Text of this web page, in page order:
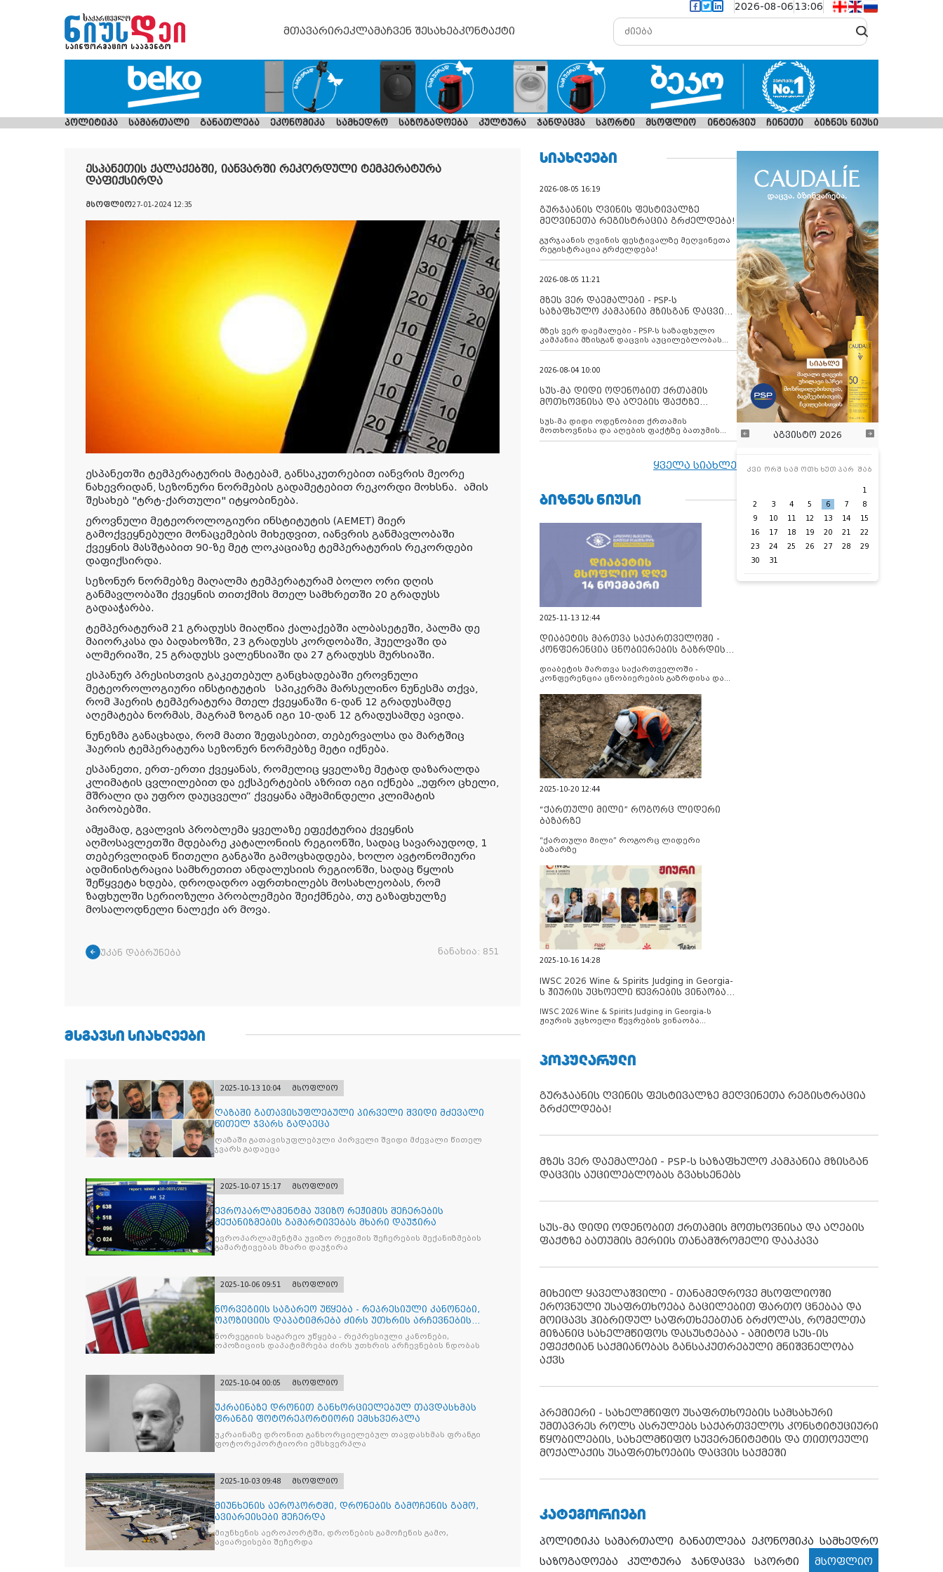
2026-08-06 13:06
მთავარირეკლამაჩვენ შესახებკონტაქტი
პოლიტიკა სამართალი განათლება ეკონომიკა სამხედრო საზოგადოება კულტურა ჯანდაცვა სპორტი მსოფლიო ინტერვიუ ჩინეთი ბიზნეს ნიუსი
ესპანეთის ქალაქებში, იანვარში რეკორდული ტემპერატურა
დაფიქსირდა
მსოფლიო27-01-2024 12:35
ესპანეთში ტემპერატურის მატებამ, განსაკუთრებით იანვრის მეორე
ნახევრიდან, სეზონური ნორმების გადამეტებით რეკორდი მოხსნა. ამის
შესახებ "ტრტ-ქართული" იტყობინება.
ეროვნული მეტეოროლოგიური ინსტიტუტის (AEMET) მიერ
გამოქვეყნებული მონაცემების მიხედვით, იანვრის განმავლობაში
ქვეყნის მასშტაბით 90-ზე მეტ ლოკაციაზე ტემპერატურის რეკორდები
დაფიქსირდა.
სეზონურ ნორმებზე მაღალმა ტემპერატურამ ბოლო ორი დღის
განმავლობაში ქვეყნის თითქმის მთელ სამხრეთში 20 გრადუსს
გადააჭარბა.
ტემპერატურამ 21 გრადუსს მიაღწია ქალაქებში ალბასეტეში, პალმა დე
მაიორკასა და ბადახოზში, 23 გრადუსს კორდობაში, ჰუელვაში და
ალმერიაში, 25 გრადუსს ვალენსიაში და 27 გრადუსს მურსიაში.
ესპანურ პრესისთვის გაკეთებულ განცხადებაში ეროვნული
მეტეოროლოგიური ინსტიტუტის სპიკერმა მარსელინო ნუნესმა თქვა,
რომ ჰაერის ტემპერატურა მთელ ქვეყანაში 6-დან 12 გრადუსამდე
აღემატება ნორმას, მაგრამ ზოგან იგი 10-დან 12 გრადუსამდე ავიდა.
ნუნეზმა განაცხადა, რომ მათი შეფასებით, თებერვალსა და მარტშიც
ჰაერის ტემპერატურა სეზონურ ნორმებზე მეტი იქნება.
ესპანეთი, ერთ-ერთი ქვეყანას, რომელიც ყველაზე მეტად დაზარალდა
კლიმატის ცვლილებით და ექსპერტების აზრით იგი იქნება „უფრო ცხელი,
მშრალი და უფრო დაუცველი“ ქვეყანა ამჟამინდელი კლიმატის
პირობებში.
ამჟამად, გვალვის პრობლემა ყველაზე ეფექტურია ქვეყნის
აღმოსავლეთში მდებარე კატალონიის რეგიონში, სადაც სავარაუდოდ, 1
თებერვლიდან წითელი განგაში გამოცხადდება, ხოლო ავტონომიური
ადმინისტრაცია სამხრეთით ანდალუსიის რეგიონში, სადაც წყლის
შეწყვეტა ხდება, დროდადრო აფრთხილებს მოსახლეობას, რომ
ზაფხულში სერიოზული პრობლემები შეიქმნება, თუ გაზაფხულზე
მოსალოდნელი ნალექი არ მოვა.
უკან დაბრუნება ნანახია: 851
ᲛᲡᲒᲐᲕᲡᲘ ᲡᲘᲐᲮᲚᲔᲔᲑᲘ
2025-10-13 10:04 მსოფლიო
ღაზაში გათავისუფლებული პირველი შვიდი მძევალი
წითელ ჯვარს გადაეცა
ღაზაში გათავისუფლებული პირველი შვიდი მძევალი წითელ
ჯვარს გადაეცა
2025-10-07 15:17 მსოფლიო
ევროპარლამენტმა უვიზო რეჟიმის შეჩერების
მექანიზმების გამარტივებას მხარი დაუჭირა
ევროპარლამენტმა უვიზო რეჟიმის შეჩერების მექანიზმების
გამარტივებას მხარი დაუჭირა
2025-10-06 09:51 მსოფლიო
ნორვეგიის საგარეო უწყება - რეპრესიული კანონები,
ოპოზიციის დაპატიმრება ძირს უთხრის არჩევნების
ნდობას
ნორვეგიის საგარეო უწყება - რეპრესიული კანონები,
ოპოზიციის დაპატიმრება ძირს უთხრის არჩევნების ნდობას
2025-10-04 00:05 მსოფლიო
უკრაინაზე დრონით განხორციელებულ თავდასხმას
ფრანგი ფოტორეპორტიორი ემსხვერპლა
უკრაინაზე დრონით განხორციელებულ თავდასხმას ფრანგი
ფოტორეპორტიორი ემსხვერპლა
2025-10-03 09:48 მსოფლიო
მიუნხენის აეროპორტში, დრონების გამოჩენის გამო,
ავიარეისები შეჩერდა
მიუნხენის აეროპორტში, დრონების გამოჩენის გამო,
ავიარეისები შეჩერდა
ᲡᲘᲐᲮᲚᲔᲔᲑᲘ
2026-08-05 16:19
გურჯაანის ღვინის ფესტივალზე
მეღვინეთა რეგისტრაცია გრძელდება!
გურჯაანის ღვინის ფესტივალზე მეღვინეთა
რეგისტრაცია გრძელდება!
2026-08-05 11:21
მზეს ვერ დაემალები - PSP-ს
საზაფხულო კამპანია მზისგან დაცვის
მზეს ვერ დაემალები - PSP-ს საზაფხულო
კამპანია მზისგან დაცვის აუცილებლობას
გვახსენებს
2026-08-04 10:00
სუს-მა დიდი ოდენობით ქრთამის
მოთხოვნისა და აღების ფაქტზე
დააკავა
სუს-მა დიდი ოდენობით ქრთამის
მოთხოვნისა და აღების ფაქტზე ბათუმის
მერიის თანამშრომელი დააკავა
ყველა სიახლე
ᲑᲘᲖᲜᲔᲡ ᲜᲘᲣᲡᲘ
2025-11-13 12:44
დიაბეტის მართვა საქართველოში -
კონფერენცია ცნობიერების გაზრდისა
დიაბეტის მართვა საქართველოში -
კონფერენცია ცნობიერების გაზრდისა და
2025-10-20 12:44
“ქართული მილი” როგორც ლიდერი
ბაზარზე
“ქართული მილი” როგორც ლიდერი
ბაზარზე
2025-10-16 14:28
IWSC 2026 Wine & Spirits Judging in Georgia-
ს ჟიურის უცხოელი წევრების ვინაობა
IWSC 2026 Wine & Spirits Judging in Georgia-ს
ჟიურის უცხოელი წევრების ვინაობა
აგვისტო 2026
კვი ორშ სამ ოთხ ხუთ პარ შაბ
1
2
3 4 5 6 7
8
9
10 11 12 13 14
15
16
17 18 19 20 21
22
23
24 25 26 27 28
29
30
31
ᲞᲝᲞᲣᲚᲐᲠᲣᲚᲘ
გურჯაანის ღვინის ფესტივალზე მეღვინეთა რეგისტრაცია
გრძელდება!
მზეს ვერ დაემალები - PSP-ს საზაფხულო კამპანია მზისგან
დაცვის აუცილებლობას გვახსენებს
სუს-მა დიდი ოდენობით ქრთამის მოთხოვნისა და აღების
ფაქტზე ბათუმის მერიის თანამშრომელი დააკავა
მიხეილ ყაველაშვილი - თანამედროვე მსოფლიოში
ეროვნული უსაფრთხოება გაცილებით ფართო ცნებაა და
მოიცავს ჰიბრიდულ საფრთხეებთან ბრძოლას, რომელთა
მიზანიც სახელმწიფოს დასუსტებაა - ამიტომ სუს-ის
ეფექტიან საქმიანობას განსაკუთრებული მნიშვნელობა
აქვს
პრემიერი - სახელმწიფო უსაფრთხოების სამსახური
უმთავრეს როლს ასრულებს საქართველოს კონსტიტუციური
წყობილების, სახელმწიფო სუვერენიტეტის და თითოეული
მოქალაქის უსაფრთხოების დაცვის საქმეში
ᲙᲐᲢᲔᲒᲝᲠᲘᲔᲑᲘ
პოლიტიკა სამართალი განათლება ეკონომიკა სამხედრო
საზოგადოება
კულტურა ჯანდაცვა სპორტი მსოფლიო